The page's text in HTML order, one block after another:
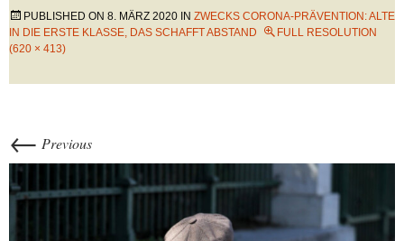
PUBLISHED ON 8. MÄRZ 2020 IN ZWECKS CORONA-PRÄVENTION: ALTE
IN DIE ERSTE KLASSE, DAS SCHAFFT ABSTAND
FULL RESOLUTION
(620 × 413)
← Previous